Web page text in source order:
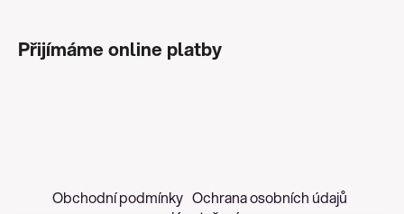
Přijímáme online platby
Obchodní podmínky Ochrana osobních údajů